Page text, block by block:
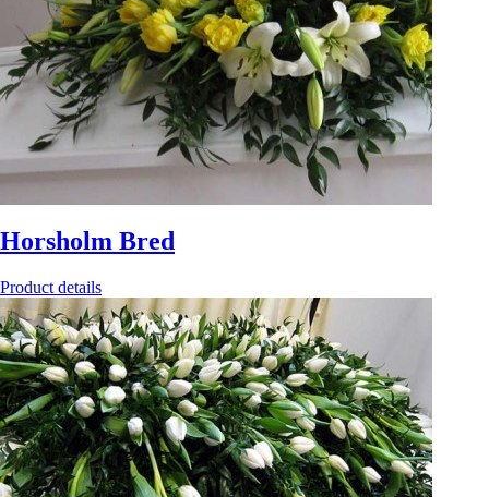
Horsholm Bred
Product details